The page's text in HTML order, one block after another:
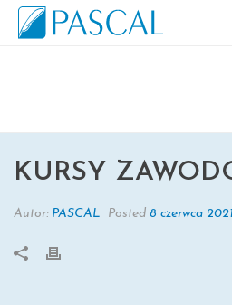
KURSY
Autor: PASCAL Posted 8 czerwca 2021